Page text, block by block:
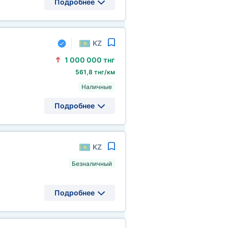
Подробнее
KZ
1 000 000 тнг
561,8 тнг/км
Наличные
Подробнее
KZ
Безналичный
Подробнее